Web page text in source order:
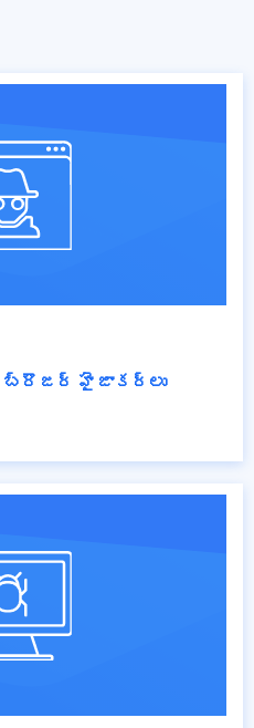
బ్రౌజర్ హైజాకర్లు